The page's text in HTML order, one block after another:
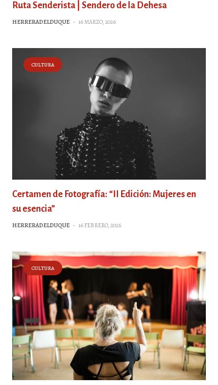
Ruta Senderista | Sendero de la Dehesa
HERRERADELDUQUE - 16 MARZO, 2026
CULTURA
Certamen de Fotografía: “II Edición: Mujeres en
su esencia”
HERRERADELDUQUE - 16 FEBRERO, 2026
CULTURA